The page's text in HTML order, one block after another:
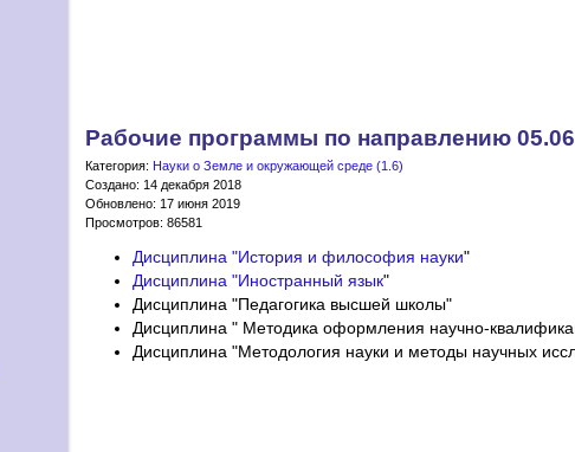
Рабочие программы по направлению
Категория: Науки о Земле и окружающей среде (1.6)
Создано: 14 декабря 2018
Обновлено: 17 июня 2019
Просмотров: 86581
Дисциплина "История и философия науки"
Дисциплина "Иностранный язык"
Дисциплина "Педагогика высшей школы"
Дисциплина " Методика оформления научно-
Дисциплина "Методология науки и методы научных